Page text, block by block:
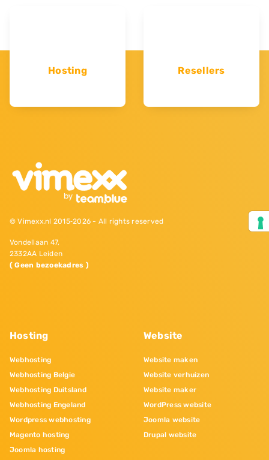
Hosting Resellers
© Vimexx.nl 2015‐2026 - All rights reserved
Vondellaan 47,
2332AA Leiden
( Geen bezoekadres )
Hosting
Webhosting
Webhosting Belgie
Webhosting Duitsland
Webhosting Engeland
Wordpress webhosting
Magento hosting
Joomla hosting
Website
Website maken
Website verhuizen
Website maker
WordPress website
Joomla website
Drupal website